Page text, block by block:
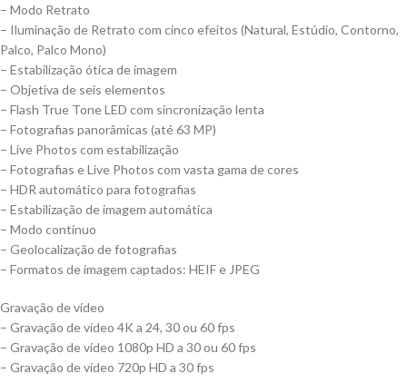
– Modo Retrato
– Iluminação de Retrato com cinco efeitos (Natural, Estúdio, Contorno,
Palco, Palco Mono)
– Estabilização ótica de imagem
– Objetiva de seis elementos
– Flash True Tone LED com sincronização lenta
– Foto­grafias panorâmicas (até 63 MP)
– Live Photos com estabilização
– Foto­grafias e Live Photos com vasta gama de cores
– HDR automático para fotografias
– Estabilização de imagem automática
– Modo contínuo
– Geolocalização de fotografias
– Formatos de imagem captados: HEIF e JPEG
Gravação de vídeo
– Gravação de vídeo 4K a 24, 30 ou 60 fps
– Gravação de vídeo 1080p HD a 30 ou 60 fps
– Gravação de vídeo 720p HD a 30 fps